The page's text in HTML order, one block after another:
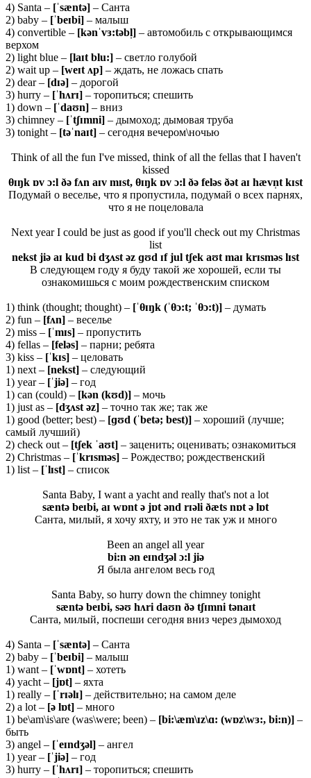
4) Santa – [ˈsæntə] – Санта
2) baby – [ˈbeɪbi] – малыш
4) convertible – [kənˈvɜ:təbl̩] – автомобиль с открывающимся
верхом
2) light blue – [laɪt blu:] – светло голубой
2) wait up – [weɪt ʌp] – ждать, не ложась спать
2) dear – [dɪə] – дорогой
3) hurry – [ˈhʌrɪ] – торопиться; спешить
1) down – [ˈdaʊn] – вниз
3) chimney – [ˈtʃɪmni] – дымоход; дымовая труба
3) tonight – [təˈnaɪt] – сегодня вечером\ночью
Think of all the fun I've missed, think of all the fellas that I haven't
kissed
θɪŋk ɒv ɔ:l ðə fʌn aɪv mɪst, θɪŋk ɒv ɔ:l ðə feləs ðət aɪ hævn̩t kɪst
Подумай о веселье, что я пропустила, подумай о всех парнях,
что я не поцеловала
Next year I could be just as good if you'll check out my Christmas
list
nekst jiə aɪ kud bi dʒʌst əz ɡʊd ɪf jul tʃek aʊt maɪ krɪsməs lɪst
В следующем году я буду такой же хорошей, если ты
ознакомишься с моим рождественским списком
1) think (thought; thought) – [ˈθɪŋk (ˈθɔ:t; ˈθɔ:t)] – думать
2) fun – [fʌn] – веселье
2) miss – [ˈmɪs] – пропустить
4) fellas – [feləs] – парни; ребята
3) kiss – [ˈkɪs] – целовать
1) next – [nekst] – следующий
1) year – [ˈjiə] – год
1) can (could) – [kən (kʊd)] – мочь
1) just as – [dʒʌst əz] – точно так же; так же
1) good (better; best) – [ɡʊd (ˈbetə; best)] – хороший (лучше;
самый лучший)
2) check out – [tʃek ˈaʊt] – заценить; оценивать; ознакомиться
2) Christmas – [ˈkrɪsməs] – Рождество; рождественский
1) list – [ˈlɪst] – список
Santa Baby, I want a yacht and really that's not a lot
sæntə beɪbi, aɪ wɒnt ə jɒt ənd rɪəli ðæts nɒt ə lɒt
Санта, милый, я хочу яхту, и это не так уж и много
Been an angel all year
bi:n ən eɪndʒəl ɔ:l jiə
Я была ангелом весь год
Santa Baby, so hurry down the chimney tonight
sæntə beɪbi, səʊ hʌri daʊn ðə tʃɪmni tənaɪt
Санта, милый, поспеши сегодня вниз через дымоход
4) Santa – [ˈsæntə] – Санта
2) baby – [ˈbeɪbi] – малыш
1) want – [ˈwɒnt] – хотеть
4) yacht – [jɒt] – яхта
1) really – [ˈrɪəlɪ] – действительно; на самом деле
2) a lot – [ə lɒt] – много
1) be\am\is\are (was\were; been) – [bi:\æm\ɪz\ɑ: (wɒz\wɜ:, bi:n)] –
быть
3) angel – [ˈeɪndʒəl] – ангел
1) year – [ˈjiə] – год
3) hurry – [ˈhʌrɪ] – торопиться; спешить